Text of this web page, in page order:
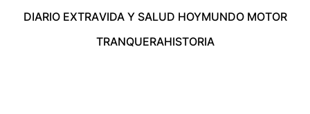
DIARIO EXTRAVIDA Y SALUD HOYMUNDO MOTOR
TRANQUERAHISTORIA